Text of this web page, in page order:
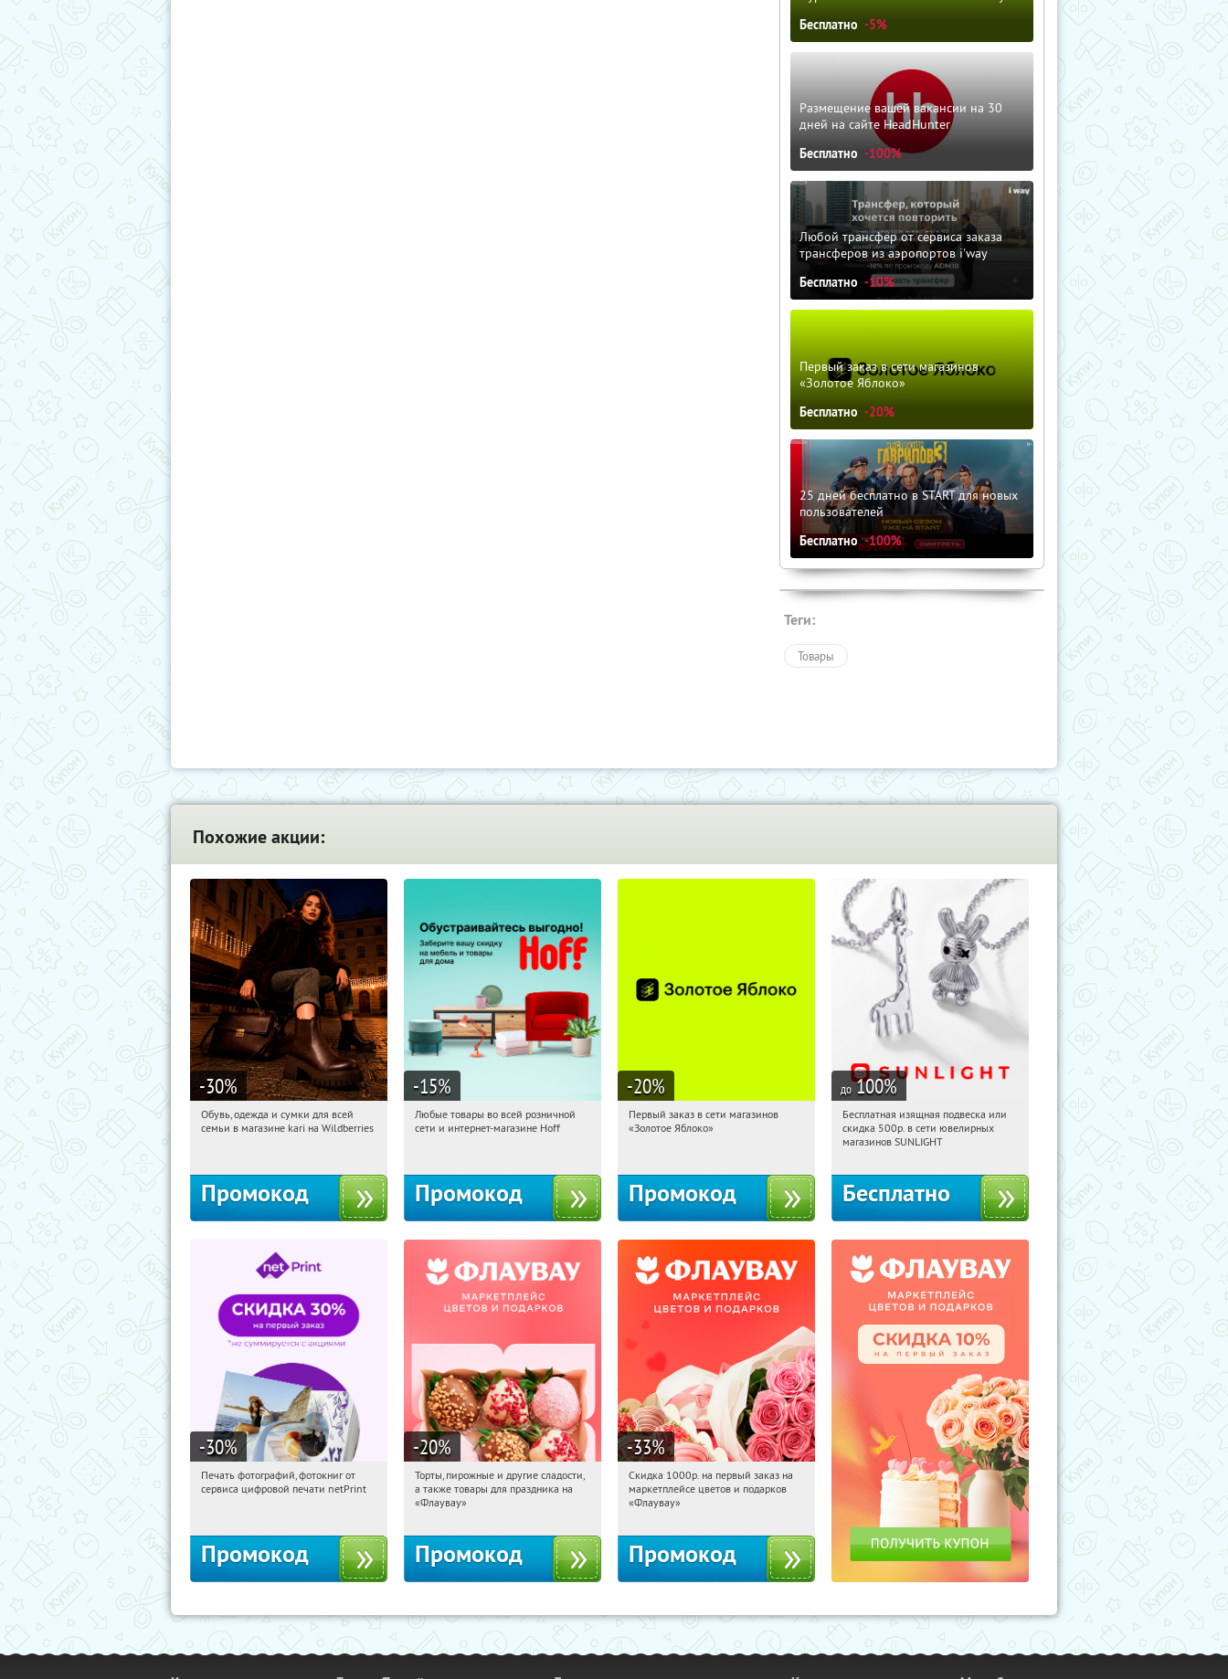
Бесплатно -5%
Размещение вашей вакансии на 30
дней на сайте HeadHunter
Бесплатно -100%
Любой трансфер от сервиса заказа
трансферов из аэропортов i'way
Бесплатно -10%
Первый заказ в сети магазинов
«Золотое Яблоко»
Бесплатно -20%
25 дней бесплатно в START для новых
пользователей
Бесплатно -100%
Теги:
Товары
Похожие акции:
-30%
11:05:12 Получили:
Обувь, одежда и сумки для всей
семьи в магазине kari на Wildberries
Промокод
-15%
11:05:12 Получили:
Любые товары во всей розничной
сети и интернет-магазине Hoff
Промокод
-20%
11:05:12
Получи первым!
Первый заказ в сети магазинов
«Золотое Яблоко»
Промокод
до 100%
11:05:12 Получили:
Россия
Бесплатная изящная подвеска или
скидка 500р. в сети ювелирных
магазинов SUNLIGHT
Бесплатно
-30%
11:05:12 Получили:
Печать фотографий, фотокниг от
сервиса цифровой печати netPrint
Промокод
-20%
11:05:12 Получили:
Россия
Торты, пирожные и другие сладости,
а также товары для праздника на
«Флаувау»
Промокод
-33%
11:05:12 Получили:
Россия
Скидка 1000р. на первый заказ на
маркетплейсе цветов и подарков
«Флаувау»
Промокод